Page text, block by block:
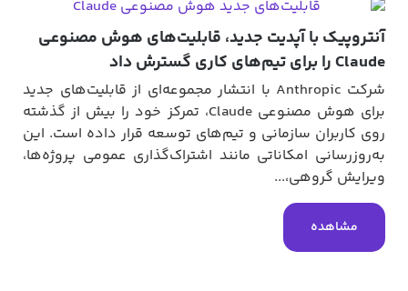
آنتروپیک با آپدیت جدید، قابلیت‌های هوش مصنوعی
Claude را برای تیم‌های کاری گسترش داد
شرکت Anthropic با انتشار مجموعه‌ای از قابلیت‌های جدید
برای هوش مصنوعی Claude، تمرکز خود را بیش از گذشته
روی کاربران سازمانی و تیم‌های توسعه قرار داده است. این
به‌روزرسانی امکاناتی مانند اشتراک‌گذاری عمومی پروژه‌ها،
ویرایش گروهی،...
مشاهده